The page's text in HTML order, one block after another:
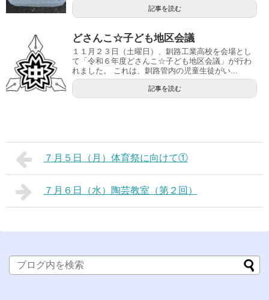
記事を読む
どさんこ☆子ども地区会議
１１月２３日（土曜日）、釧路工業高校を会場とし
て「令和６年度どさんこ☆子ども地区会議」が行わ
れました。 これは、釧路管内の児童生徒がい...
記事を読む
７月５日（月）体育祭に向けて①
７月６日（水）陶芸教室（第２回）